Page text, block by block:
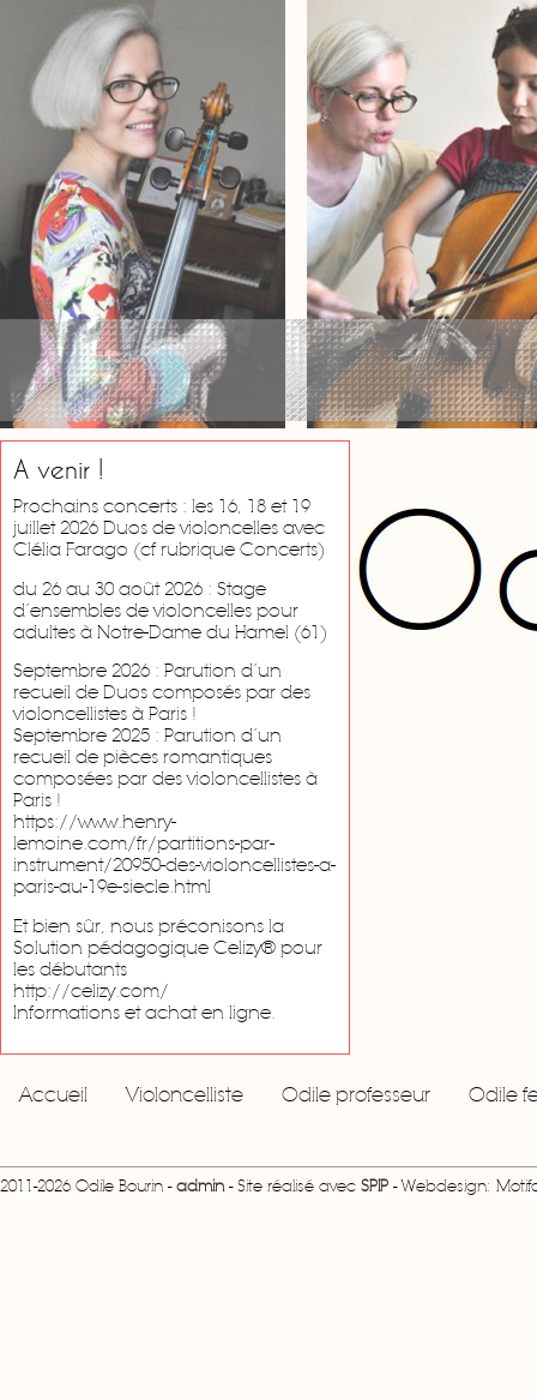
A venir !
Prochains concerts : les 16, 18 et 19
juillet 2026 Duos de violoncelles avec
Clélia Farago (cf rubrique Concerts)
du 26 au 30 août 2026 : Stage
d’ensembles de violoncelles pour
adultes à Notre-Dame du Hamel (61)
Septembre 2026 : Parution d’un
recueil de Duos composés par des
violoncellistes à Paris !
Septembre 2025 : Parution d’un
recueil de pièces romantiques
composées par des violoncellistes à
Paris !
https://www.henry-
lemoine.com/fr/partitions-par-
instrument/20950-des-violoncellistes-a-
paris-au-19e-siecle.html
Et bien sûr, nous préconisons la
Solution pédagogique Celizy® pour
les débutants
http://celizy.com/
Informations et achat en ligne.
Accueil Violoncelliste Odile professeur Odile
2011-2026 Odile Bourin -admin- Site réalisé avec SPIP - Webdesign: